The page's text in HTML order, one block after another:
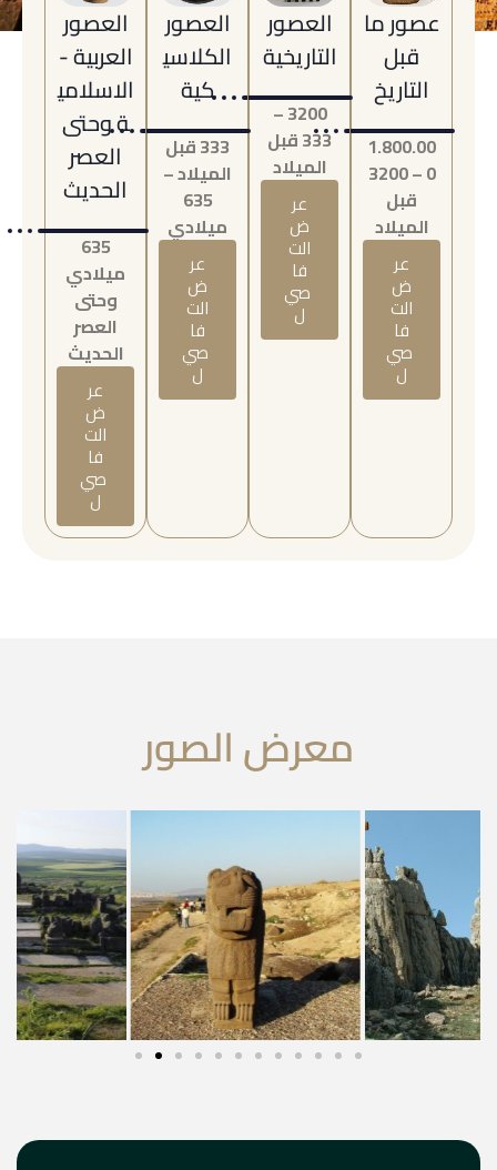
عصور ما
قبل
التاريخ
1.800.00
0 – 3200
قبل
الميلاد
عر
ض
الت
فا
صي
ل
العصور
التاريخية
3200 –
333 قبل
الميلاد
عر
ض
الت
فا
صي
ل
العصور
الكلاسي
كية
333 قبل
الميلاد –
635
ميلادي
عر
ض
الت
فا
صي
ل
العصور
العربية -
الاسلامي
ة وحتى
العصر
الحديث
635
ميلادي
وحتى
العصر
الحديث
عر
ض
الت
فا
صي
ل
معرض الصور